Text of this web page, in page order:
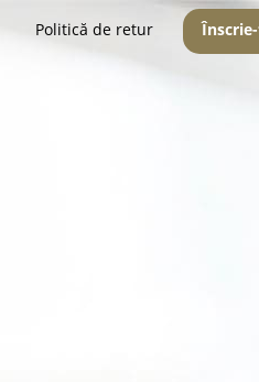
Politică de retur